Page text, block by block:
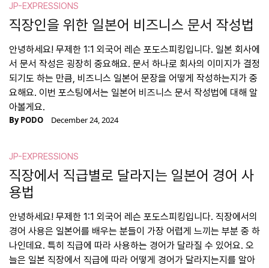
JP-EXPRESSIONS
직장인을 위한 일본어 비즈니스 문서 작성법
안녕하세요! 무제한 1:1 외국어 레슨 포도스피킹입니다. 일본 회사에
서 문서 작성은 굉장히 중요해요. 문서 하나로 회사의 이미지가 결정
되기도 하는 만큼, 비즈니스 일본어 문장을 어떻게 작성하는지가 중
요해요. 이번 포스팅에서는 일본어 비즈니스 문서 작성법에 대해 알
아볼게요.
ByPODO December 24, 2024
JP-EXPRESSIONS
직장에서 직급별로 달라지는 일본어 경어 사
용법
안녕하세요! 무제한 1:1 외국어 레슨 포도스피킹입니다. 직장에서의
경어 사용은 일본어를 배우는 분들이 가장 어렵게 느끼는 부분 중 하
나인데요. 특히 직급에 따라 사용하는 경어가 달라질 수 있어요. 오
늘은 일본 직장에서 직급에 따라 어떻게 경어가 달라지는지를 알아